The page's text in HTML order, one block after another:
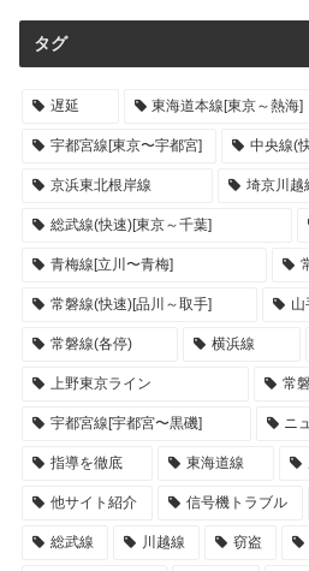
タグ
遅延 東海道本線[東京～熱海]
宇都宮線[東京〜宇都宮] 中央線(
京浜東北根岸線 埼京川越
総武線(快速)[東京～千葉]
青梅線[立川〜青梅]
常磐線(快速)[品川～取手] 山
常磐線(各停) 横浜線
上野東京ライン 常
宇都宮線[宇都宮〜黒磯] ニ
指導を徹底 東海道線
他サイト紹介 信号機トラブル
総武線 川越線 窃盗